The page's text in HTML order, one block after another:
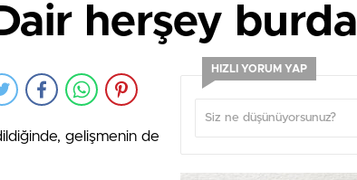
herşey burda
gelişmenin de
HIZLI YORUM YAP